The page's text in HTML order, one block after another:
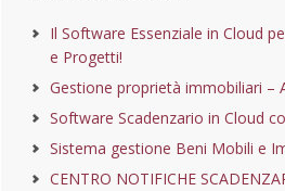
Il Software Essenziale in Cloud
e Progetti!
Gestione proprietà immobiliari –
Software Scadenzario in Cloud
Sistema gestione Beni Mobili e
CENTRO NOTIFICHE